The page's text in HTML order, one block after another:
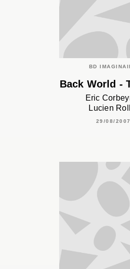
BD
Back World -
Eric
Lucien
29/08/2007